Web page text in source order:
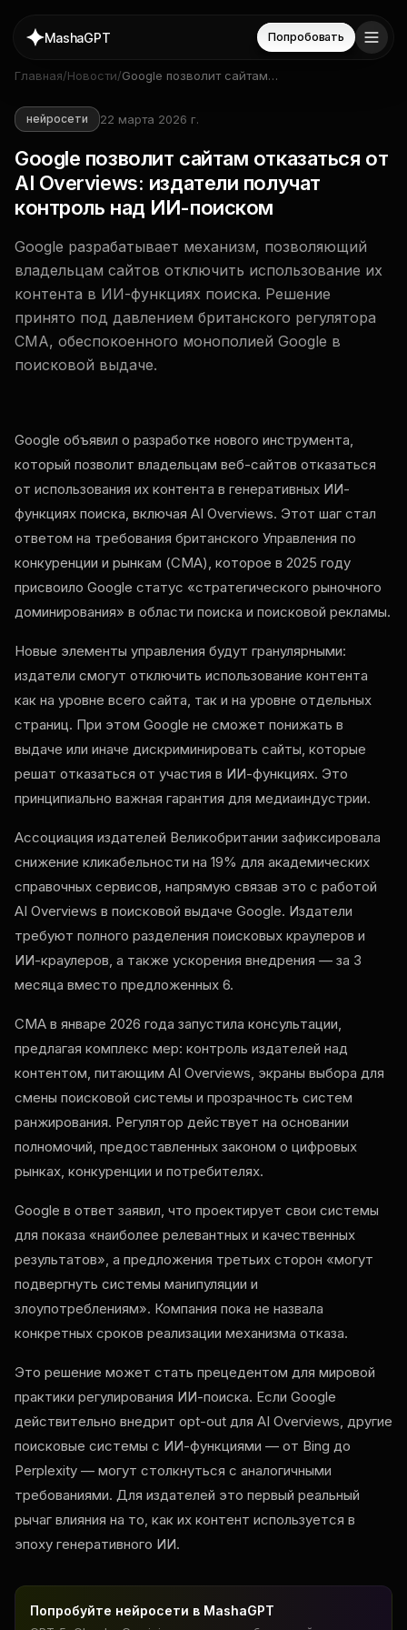
MashaGPT Попробовать
Главная/Новости/Google позволит сайтам
над ИИ-поиском
нейросети 22 марта 2026 г.
Google позволит сайтам отказаться от
AI Overviews: издатели получат
контроль над ИИ-поиском
Google разрабатывает механизм, позволяющий
владельцам сайтов отключить использование их
контента в ИИ-функциях поиска. Решение
принято под давлением британского регулятора
CMA, обеспокоенного монополией Google в
поисковой выдаче.
Google объявил о разработке нового инструмента,
который позволит владельцам веб-сайтов отказаться
от использования их контента в генеративных ИИ-
функциях поиска, включая AI Overviews. Этот шаг стал
ответом на требования британского Управления по
конкуренции и рынкам (CMA), которое в 2025 году
присвоило Google статус «стратегического рыночного
доминирования» в области поиска и поисковой рекламы.
Новые элементы управления будут гранулярными:
издатели смогут отключить использование контента
как на уровне всего сайта, так и на уровне отдельных
страниц. При этом Google не сможет понижать в
выдаче или иначе дискриминировать сайты, которые
решат отказаться от участия в ИИ-функциях. Это
принципиально важная гарантия для медиаиндустрии.
Ассоциация издателей Великобритании зафиксировала
снижение кликабельности на 19% для академических
справочных сервисов, напрямую связав это с работой
AI Overviews в поисковой выдаче Google. Издатели
требуют полного разделения поисковых краулеров и
ИИ-краулеров, а также ускорения внедрения — за 3
месяца вместо предложенных 6.
CMA в январе 2026 года запустила консультации,
предлагая комплекс мер: контроль издателей над
контентом, питающим AI Overviews, экраны выбора для
смены поисковой системы и прозрачность систем
ранжирования. Регулятор действует на основании
полномочий, предоставленных законом о цифровых
рынках, конкуренции и потребителях.
Google в ответ заявил, что проектирует свои системы
для показа «наиболее релевантных и качественных
результатов», а предложения третьих сторон «могут
подвергнуть системы манипуляции и
злоупотреблениям». Компания пока не назвала
конкретных сроков реализации механизма отказа.
Это решение может стать прецедентом для мировой
практики регулирования ИИ-поиска. Если Google
действительно внедрит opt-out для AI Overviews, другие
поисковые системы с ИИ-функциями — от Bing до
Perplexity — могут столкнуться с аналогичными
требованиями. Для издателей это первый реальный
рычаг влияния на то, как их контент используется в
эпоху генеративного ИИ.
Попробуйте нейросети в MashaGPT